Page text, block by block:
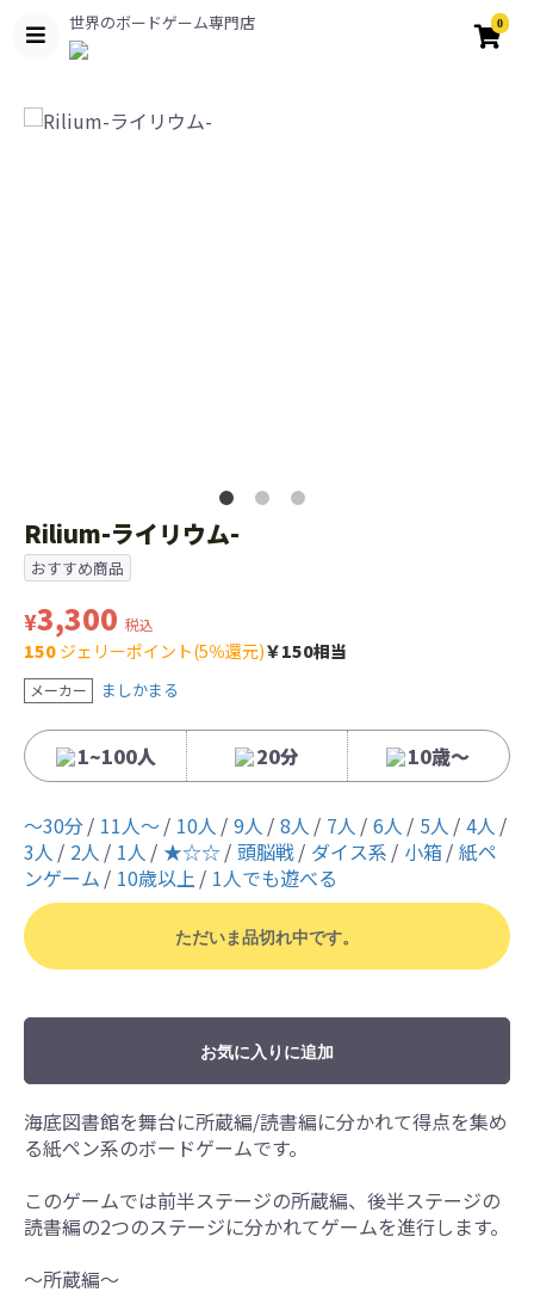
世界のボードゲーム専門店 0
Rilium-ライリウム-
おすすめ商品
¥3,300 税込
150 ジェリーポイント(5％還元)￥150相当
メーカー ましかまる
1~100人 20分 10歳〜
〜30分 11人〜 10人 9人 8人 7人 6人 5人
4人
3人
2人 1人 ★☆☆ 頭脳戦 ダイス系 小箱 紙ペ
ンゲーム
10歳以上 1人でも遊べる
ただいま品切れ中です。
お気に入りに追加
海底図書館を舞台に所蔵編/読書編に分かれて得点を集め
る紙ペン系のボードゲームです。
このゲームでは前半ステージの所蔵編、後半ステージの
読書編の2つのステージに分かれてゲームを進行します。
～所蔵編～